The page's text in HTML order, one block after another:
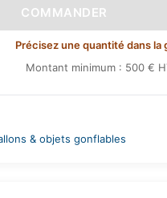
COMMANDER
Précisez une quantité dans la
Montant minimum : 500 €
& objets gonflables